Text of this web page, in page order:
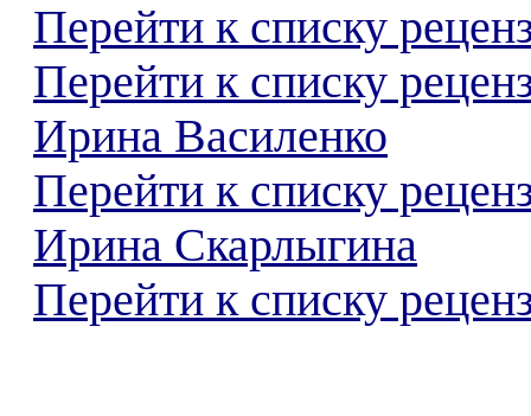
Перейти к списку
Перейти к списку
Ирина Василенко
Перейти к списку
Ирина Скарлыгина
Перейти к списку